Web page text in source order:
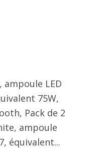
ampoule LED
75W,
Pack de 2
ampoule
équivalent...